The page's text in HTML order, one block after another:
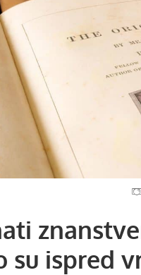
su ispred